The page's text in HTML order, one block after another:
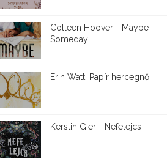
Colleen Hoover - Maybe
Someday
Erin Watt: Papír hercegnő
Kerstin Gier - Nefelejcs